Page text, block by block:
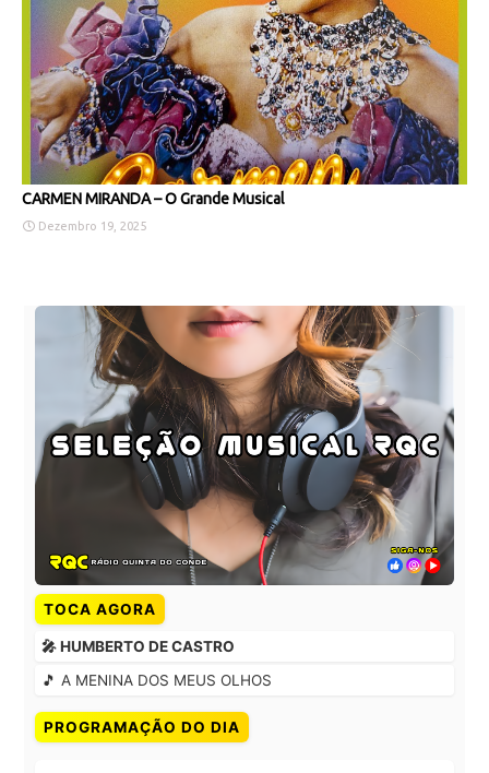
CARMEN MIRANDA – O Grande Musical
Dezembro 19, 2025
TOCA AGORA
🎤 HUMBERTO DE CASTRO
🎵 A MENINA DOS MEUS OLHOS
PROGRAMAÇÃO DO DIA